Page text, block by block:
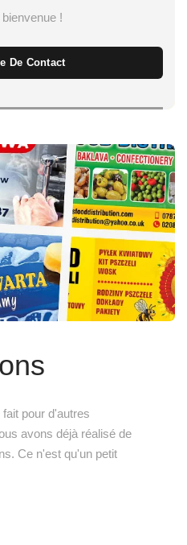
!
De Contact
pour d'autres
avons déjà réalisé de
Ce n'est qu'un petit